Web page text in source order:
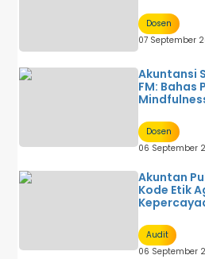
Dosen
07 September
Akuntansi
FM: Bahas
Dosen
06 September
Akuntan
Kode Etik
Audit
06 September